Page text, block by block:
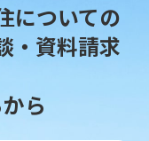
についての
・資料請求
ら